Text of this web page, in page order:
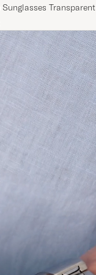
Cran Sunglasses Transparent